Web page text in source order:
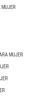
MUJER
MUJER